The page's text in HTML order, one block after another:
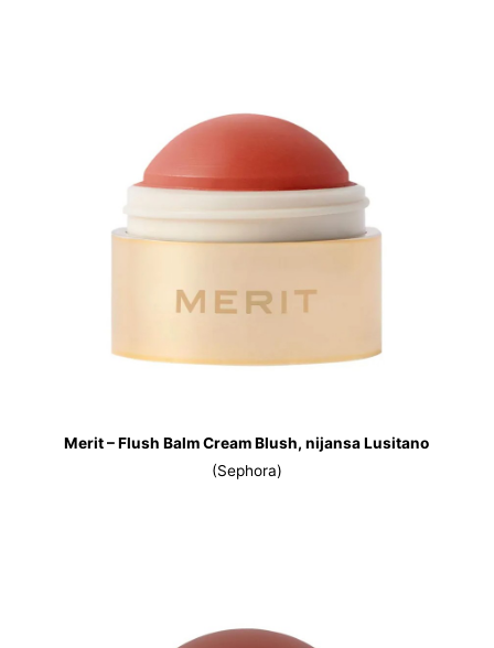
Merit – Flush Balm Cream Blush, nijansa Lusitano
(Sephora)